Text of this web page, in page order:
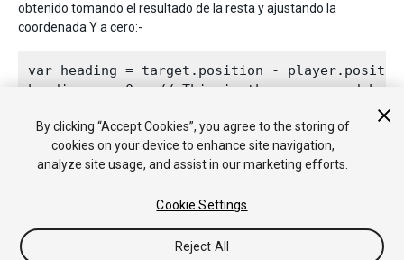
obtenido tomando el resultado de la resta y ajustando la
coordenada Y a cero:-
var heading = target.position -
heading.y = 0;  // This is the overground
By clicking “Accept Cookies”, you agree to the storing of
cookies on your device to enhance site navigation,
analyze site usage, and assist in our marketing efforts.
Cookie Settings
Reject All